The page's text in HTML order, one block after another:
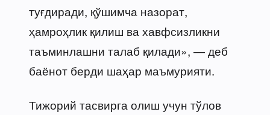
туғдиради, қўшимча назорат,
ҳамроҳлик қилиш ва хавфсизликни
таъминлашни талаб қилади», — деб
баёнот берди шаҳар маъмурияти.
Тижорий тасвирга олиш учун тўлов